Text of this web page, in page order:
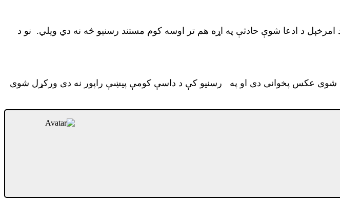
د ادعا شوې حادثې په اړه هم تر اوسه کوم مستند رسنیو څه نه دي ویلي. نو د
شوی عکس پخوانی دی او په رسنیو کې د داسې کومې پیښې راپور نه دی ورکړل شوی